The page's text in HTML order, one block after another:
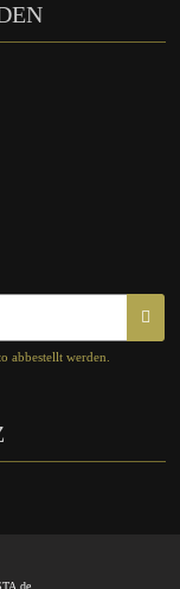
abbestellt werden.